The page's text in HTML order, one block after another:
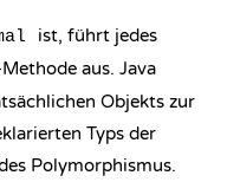
ist, führt jedes
aus. Java
Objekts zur
Typs der
Polymorphismus.